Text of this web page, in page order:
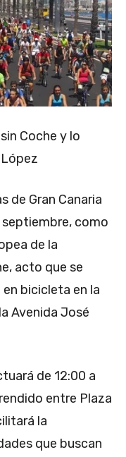
Coche y lo
de Gran Canaria
como
de la
acto que se
bicicleta en la
Avenida José
de 12:00 a
entre Plaza
la
que buscan